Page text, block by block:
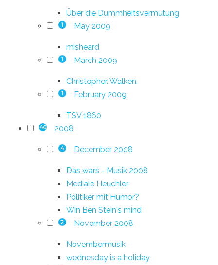
Über die Dummheitsvermutung
1 May 2009
misheard
1 March 2009
Christopher. Walken.
1 February 2009
TSV 1860
46 2008
4 December 2008
Das wars - Musik 2008
Mediale Heuchler
Politiker mit Humor?
Win Ben Stein's mind
2 November 2008
Novembermusik
wednesday is a holiday